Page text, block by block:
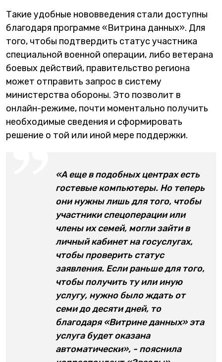
Такие удобные нововведения стали доступны
благодаря программе «Витрина данных». Для
того, чтобы подтвердить статус участника
специальной военной операции, либо ветерана
боевых действий, правительство региона
может отправить запрос в систему
министерства обороны. Это позволит в
онлайн-режиме, почти моментально получить
необходимые сведения и сформировать
решение о той или иной мере поддержки.
«А еще в подобных центрах есть
гостевые компьютеры. Но теперь
они нужны лишь для того, чтобы
участники спецоперации или
члены их семей, могли зайти в
личный кабинет на госуслугах,
чтобы проверить статус
заявления. Если раньше для того,
чтобы получить ту или иную
услугу, нужно было ждать от
семи до десяти дней, то
благодаря «Витрине данных» эта
услуга будет оказана
автоматически», - пояснила